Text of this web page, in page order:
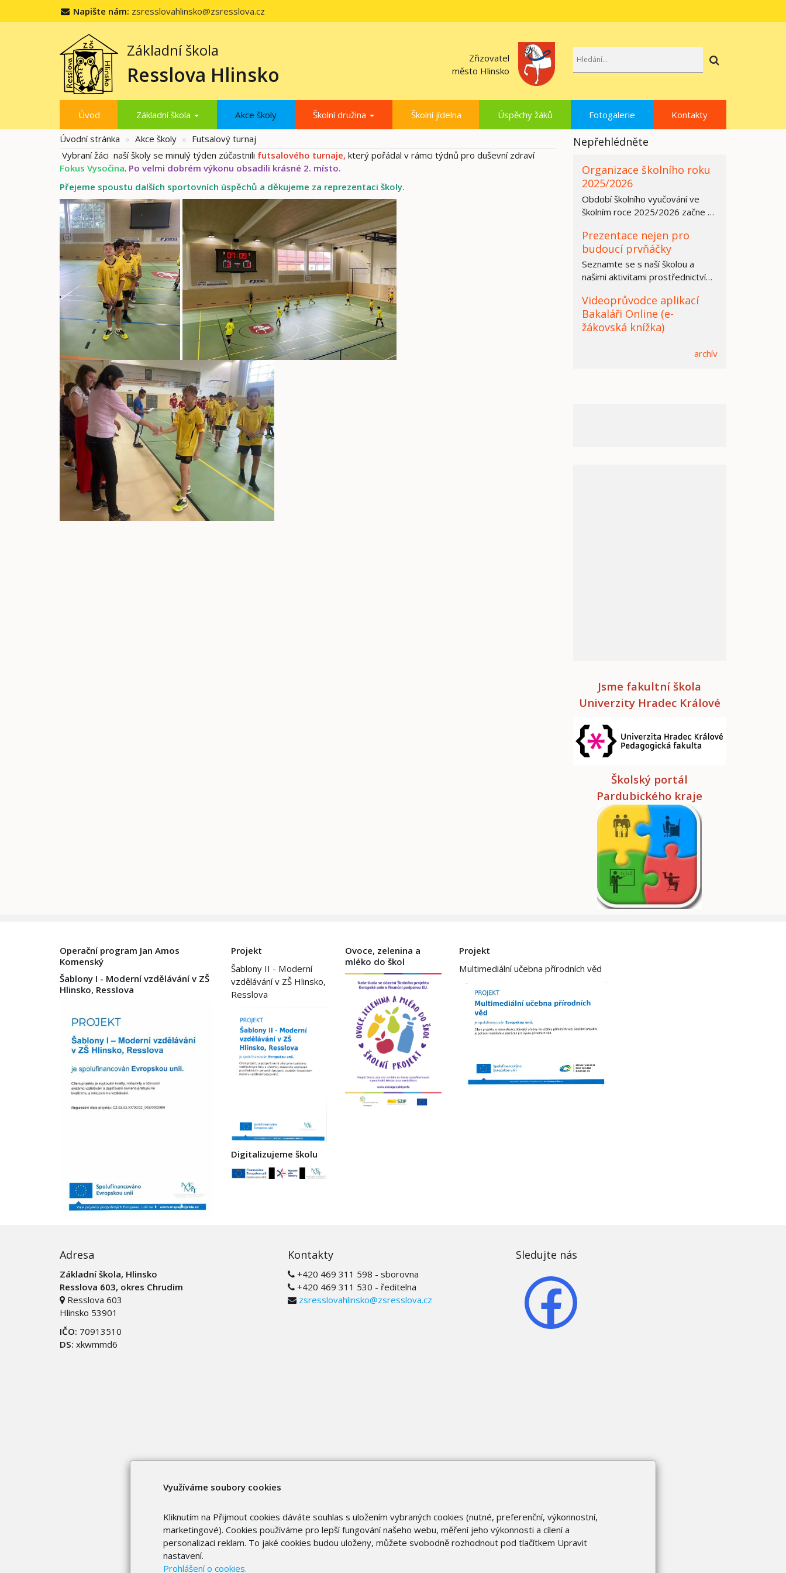
Napište nám: zsresslovahlinsko@zsresslova.cz
Základní škola
Resslova Hlinsko
Zřizovatel
město Hlinsko
Úvod Základní škola Akce školy Školní družina Školní jídelna Úspěchy žáků Fotogalerie Kontakty
Úvodní stránka Akce školy
Futsalový turnaj
Vybraní žáci naší školy se minulý týden zúčastnili futsalového turnaje, který pořádal v rámci týdnů pro duševní zdraví
Fokus Vysočina. Po velmi dobrém výkonu obsadili krásné 2. místo.
Přejeme spoustu dalších sportovních úspěchů a děkujeme za reprezentaci školy.
Nepřehlédněte
Organizace školního roku
2025/2026
Období školního vyučování ve
školním roce 2025/2026 začne ve
středních…
Prezentace nejen pro
budoucí prvňáčky
Seznamte se s naší školou a
našimi aktivitami prostřednictvím
Videoprůvodce aplikací
Bakaláři Online (e-
žákovská knížka)
archív
Jsme fakultní škola
Univerzity Hradec Králové
Školský portál
Pardubického kraje
Operační program Jan Amos
Komenský
Šablony I - Moderní vzdělávání v ZŠ
Hlinsko, Resslova
Projekt
Šablony II - Moderní
vzdělávání v ZŠ Hlinsko,
Resslova
Digitalizujeme školu
Ovoce, zelenina a
mléko do škol
Projekt
Multimediální učebna přírodních věd
Adresa
Základní škola, Hlinsko
Resslova 603, okres Chrudim
Resslova 603
Hlinsko 53901
IČO: 70913510
DS: xkwmmd6
Kontakty
+420 469 311 598 - sborovna
+420 469 311 530 - ředitelna
zsresslovahlinsko@zsresslova.cz
Sledujte nás
Využíváme soubory cookies
Kliknutím na Přijmout cookies dáváte souhlas s uložením vybraných cookies (nutné, preferenční, výkonnostní,
marketingové). Cookies používáme pro lepší fungování našeho webu, měření jeho výkonnosti a cílení a
personalizaci reklam. To jaké cookies budou uloženy, můžete svobodně rozhodnout pod tlačítkem Upravit
nastavení.
Prohlášení o cookies.